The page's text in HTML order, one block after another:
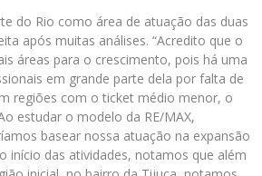
do Rio como área de atuação das duas
após muitas análises. “Acredito que o
áreas para o crescimento, pois há uma
em grande parte dela por falta de
regiões com o ticket médio menor, o
estudar o modelo da RE/MAX,
basear nossa atuação na expansão
início das atividades, notamos que além